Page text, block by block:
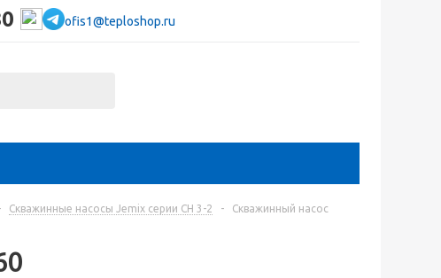
ofis1@teploshop.ru
Скважинные насосы Jemix серии СН 3-2 -
Скважинный насос